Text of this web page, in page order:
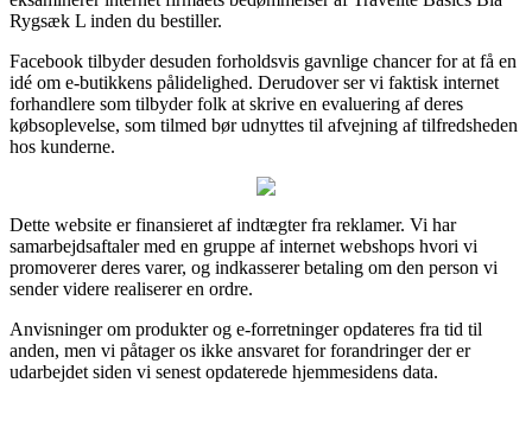
Rygsæk L inden du bestiller.
Facebook tilbyder desuden forholdsvis gavnlige chancer for at få en
idé om e-butikkens pålidelighed. Derudover ser vi faktisk internet
forhandlere som tilbyder folk at skrive en evaluering af deres
købsoplevelse, som tilmed bør udnyttes til afvejning af tilfredsheden
hos kunderne.
Dette website er finansieret af indtægter fra reklamer. Vi har
samarbejdsaftaler med en gruppe af internet webshops hvori vi
promoverer deres varer, og indkasserer betaling om den person vi
sender videre realiserer en ordre.
Anvisninger om produkter og e-forretninger opdateres fra tid til
anden, men vi påtager os ikke ansvaret for forandringer der er
udarbejdet siden vi senest opdaterede hjemmesidens data.